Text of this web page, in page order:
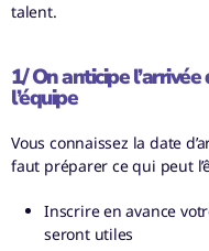
talent.
1/ On anticipe
l’équipe
Vous connaissez la date
faut préparer ce qui peut
Inscrire en avance
seront utiles